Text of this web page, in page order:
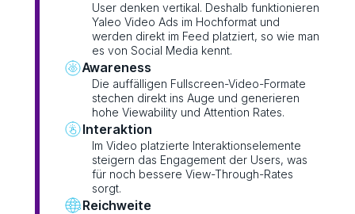
User denken vertikal. Deshalb funktionieren
Yaleo Video Ads im Hochformat und
werden direkt im Feed platziert, so wie man
es von Social Media kennt.
Awareness
Die auffälligen Fullscreen-Video-Formate
stechen direkt ins Auge und generieren
hohe Viewability und Attention Rates.
Interaktion
Im Video platzierte Interaktionselemente
steigern das Engagement der Users, was
für noch bessere View-Through-Rates
sorgt.
Reichweite